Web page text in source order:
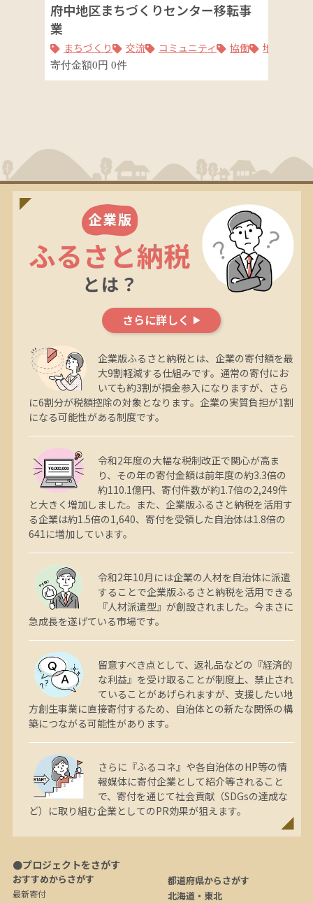
府中地区まちづくりセンター移転事
業
まちづくり 交流 コミュニティ 協働 地域活動
寄付金額0円 0件
さらに詳しく
企業版ふるさと納税とは、企業の寄付額を最
大9割軽減する仕組みです。通常の寄付にお
いても約3割が損金参入になりますが、さら
に6割分が税額控除の対象となります。企業の実質負担が1割
になる可能性がある制度です。
令和2年度の大幅な税制改正で関心が高ま
り、その年の寄付金額は前年度の約3.3倍の
約110.1億円、寄付件数が約1.7倍の2,249件
と大きく増加しました。また、企業版ふるさと納税を活用す
る企業は約1.5倍の1,640、寄付を受領した自治体は1.8倍の
641に増加しています。
令和2年10月には企業の人材を自治体に派遣
することで企業版ふるさと納税を活用できる
『人材派遣型』が創設されました。今まさに
急成長を遂げている市場です。
留意すべき点として、返礼品などの『経済的
な利益』を受け取ることが制度上、禁止され
ていることがあげられますが、支援したい地
方創生事業に直接寄付するため、自治体との新たな関係の構
築につながる可能性があります。
さらに『ふるコネ』や各自治体のHP等の情
報媒体に寄付企業として紹介等されること
で、寄付を通じて社会貢献（SDGsの達成な
ど）に取り組む企業としてのPR効果が狙えます。
●プロジェクトをさがす
おすすめからさがす
最新寄付
都道府県からさがす
北海道・東北